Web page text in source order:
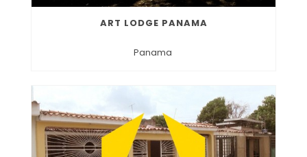
ART LODGE PANAMA
Panama